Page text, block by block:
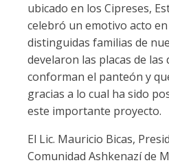
ubicado en los Cipreses,
celebró un emotivo acto
distinguidas familias de
develaron las placas de
conforman el panteón y
gracias a lo cual ha sido
este importante proyecto.
El Lic. Mauricio Bicas,
Comunidad Ashkenazí de